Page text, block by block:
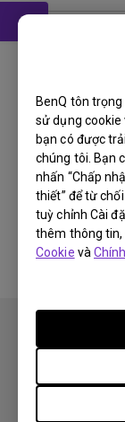
BenQ tôn
sử dụng
bạn có được
chúng tôi. Bạn
nhấn “Chấp
thiết” để từ
tuỳ chỉnh Cài
thêm thông
Cookie và
Cập nhật:
Ngôn ngữ:
Kích thước tập
Phiên bản:
Preview